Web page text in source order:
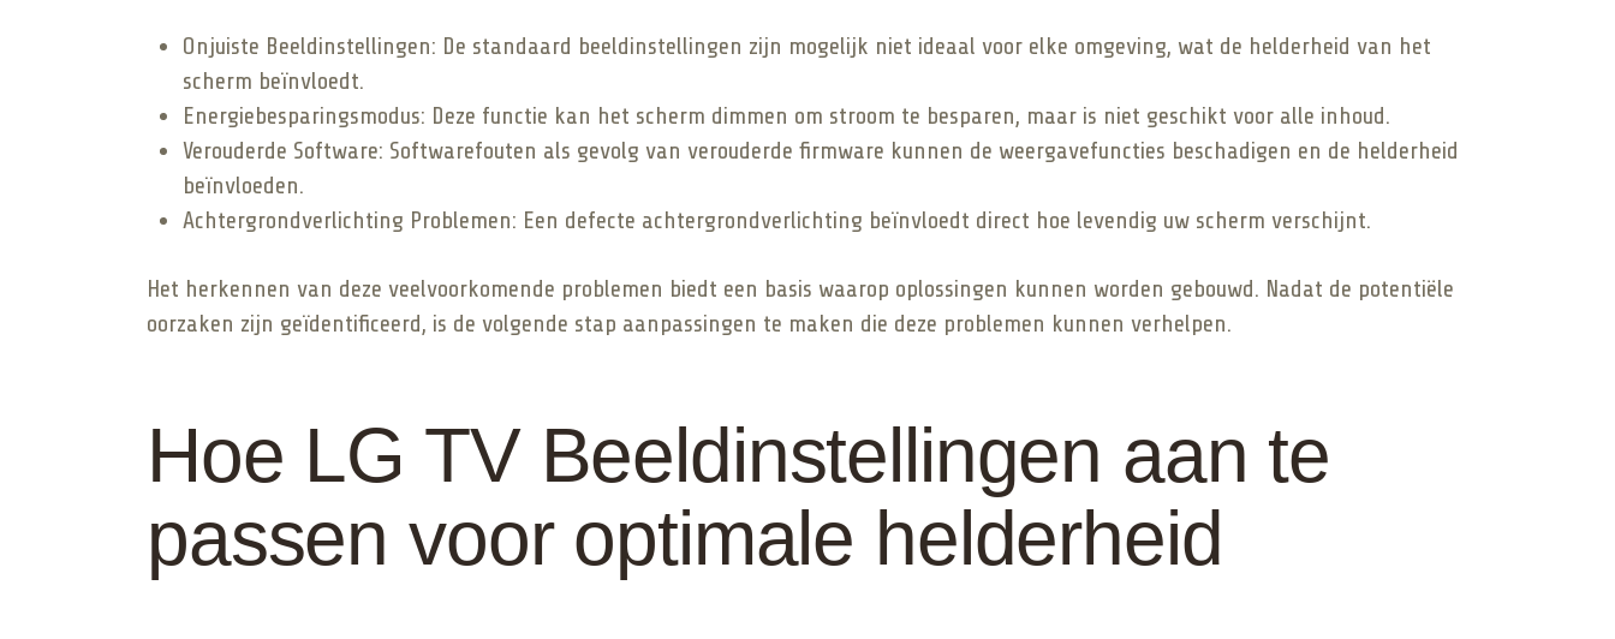
Onjuiste Beeldinstellingen: De standaard beeldinstellingen zijn mogelijk niet ideaal voor elke omgeving, wat de helderheid van het
scherm beïnvloedt.
Energiebesparingsmodus: Deze functie kan het scherm dimmen om stroom te besparen, maar is niet geschikt voor alle inhoud.
Verouderde Software: Softwarefouten als gevolg van verouderde firmware kunnen de weergavefuncties beschadigen en de helderheid
beïnvloeden.
Achtergrondverlichting Problemen: Een defecte achtergrondverlichting beïnvloedt direct hoe levendig uw scherm verschijnt.
Het herkennen van deze veelvoorkomende problemen biedt een basis waarop oplossingen kunnen worden gebouwd. Nadat de potentiële
oorzaken zijn geïdentificeerd, is de volgende stap aanpassingen te maken die deze problemen kunnen verhelpen.
Hoe LG TV Beeldinstellingen aan te
passen voor optimale helderheid